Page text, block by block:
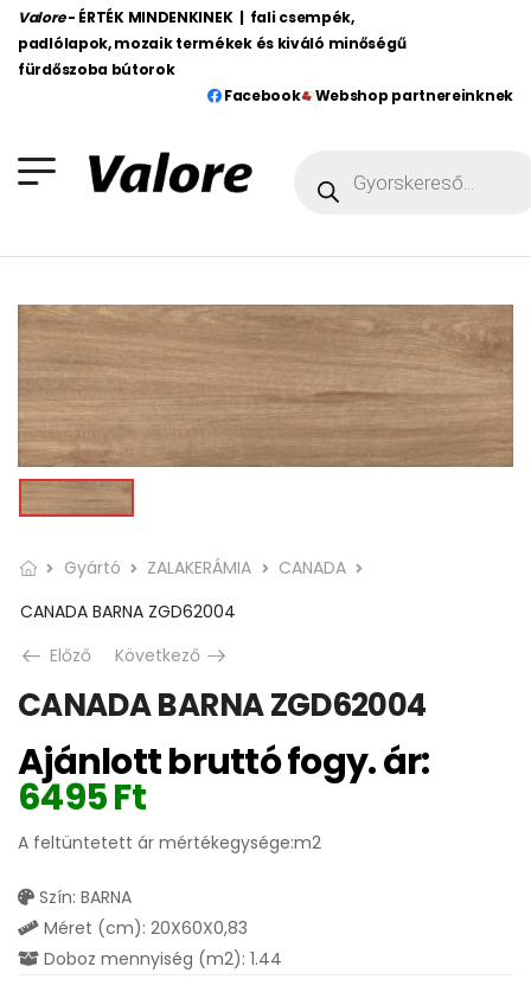
Valore - ÉRTÉK MINDENKINEK | fali csempék,
padlólapok, mozaik termékek és kiváló minőségű
fürdőszoba bútorok
Facebook
Webshop partnereinknek
Gyártó ZALAKERÁMIA
CANADA
CANADA BARNA ZGD62004
Előző
Következő
CANADA BARNA ZGD62004
Ajánlott bruttó fogy. ár:
6495Ft
A feltüntetett ár mértékegysége:m2
Szín: BARNA
Méret (cm): 20X60X0,83
Doboz mennyiség (m2): 1.44